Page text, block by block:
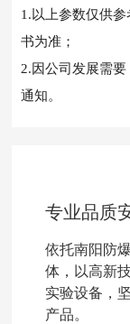
1.以上参数仅供
书为准；
2.因公司发展需
通知。
专业品质
依托南阳防
体，以高新
实验设备，
产品。